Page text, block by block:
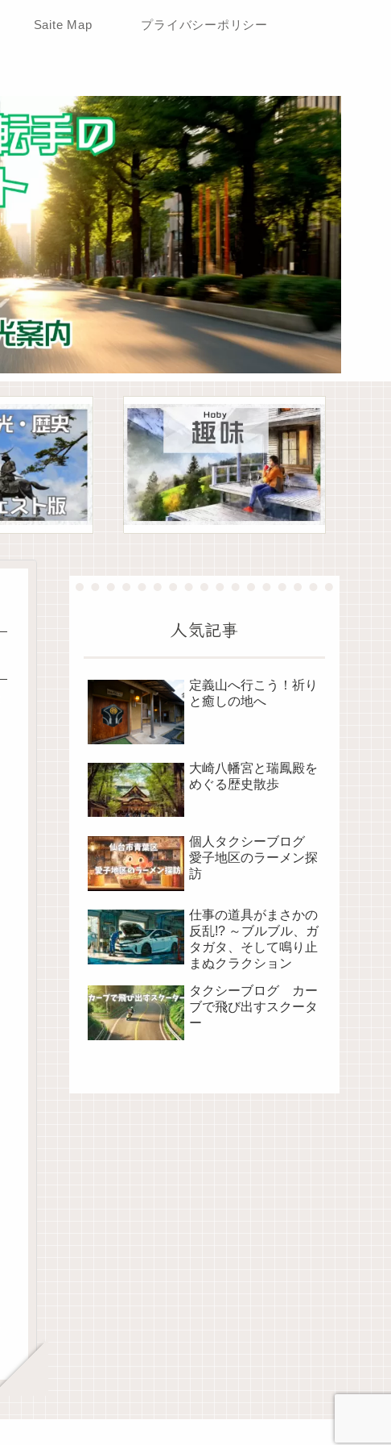
Saite Map プライバシーポリシー
人気記事
定義山へ行こう！祈り
と癒しの地へ
大崎八幡宮と瑞鳳殿を
めぐる歴史散歩
個人タクシーブログ
愛子地区のラーメン探
訪
仕事の道具がまさかの
反乱!? ～ブルブル、ガ
タガタ、そして鳴り止
まぬクラクション
タクシーブログ カー
ブで飛び出すスクータ
ー